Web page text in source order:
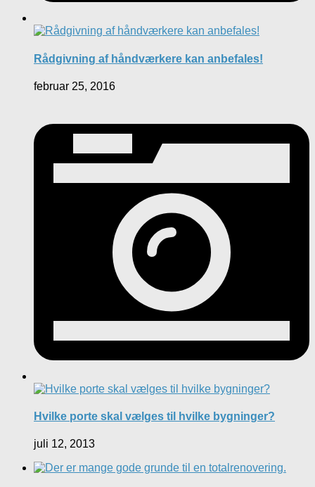
Rådgivning af håndværkere kan anbefales!
februar 25, 2016
Hvilke porte skal vælges til hvilke bygninger?
juli 12, 2013